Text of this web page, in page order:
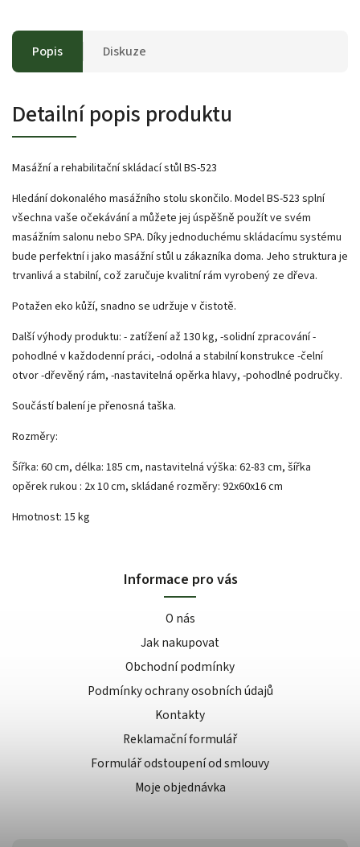
Popis Diskuze
Detailní popis produktu
Masážní a rehabilitační skládací stůl BS-523
Hledání dokonalého masážního stolu skončilo. Model BS-523 splní
všechna vaše očekávání a můžete jej úspěšně použít ve svém
masážním salonu nebo SPA. Díky jednoduchému skládacímu systému
bude perfektní i jako masážní stůl u zákazníka doma. Jeho struktura je
trvanlivá a stabilní, což zaručuje kvalitní rám vyrobený ze dřeva.
Potažen eko kůží, snadno se udržuje v čistotě.
Další výhody produktu: - zatížení až 130 kg, -solidní zpracování -
pohodlné v každodenní práci, -odolná a stabilní konstrukce -čelní
otvor -dřevěný rám, -nastavitelná opěrka hlavy, -pohodlné područky.
Součástí balení je přenosná taška.
Rozměry:
Šířka: 60 cm, délka: 185 cm, nastavitelná výška: 62-83 cm, šířka
opěrek rukou : 2x 10 cm, skládané rozměry: 92x60x16 cm
Hmotnost: 15 kg
Informace pro vás
O nás
Jak nakupovat
Obchodní podmínky
Podmínky ochrany osobních údajů
Kontakty
Reklamační formulář
Formulář odstoupení od smlouvy
Moje objednávka